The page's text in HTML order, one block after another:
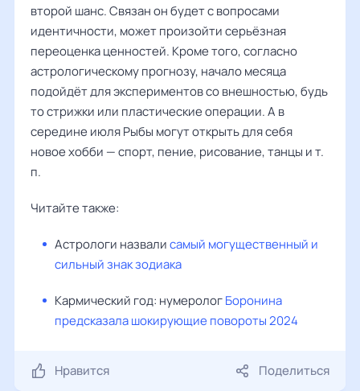
второй шанс. Связан он будет с вопросами
идентичности, может произойти серьёзная
переоценка ценностей. Кроме того, согласно
астрологическому прогнозу, начало месяца
подойдёт для экспериментов со внешностью, будь
то стрижки или пластические операции. А в
середине июля Рыбы могут открыть для себя
новое хобби — спорт, пение, рисование, танцы и т.
п.
Читайте также:
Астрологи назвалисамый могущественный и
сильный знак зодиака
Кармический год: нумерологБоронина
предсказала шокирующие повороты 2024
Нравится Поделиться